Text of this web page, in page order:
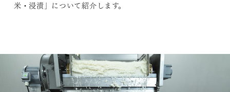
米・浸漬」について紹介します。